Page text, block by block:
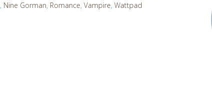
, Nine Gorman, Romance, Vampire, Wattpad